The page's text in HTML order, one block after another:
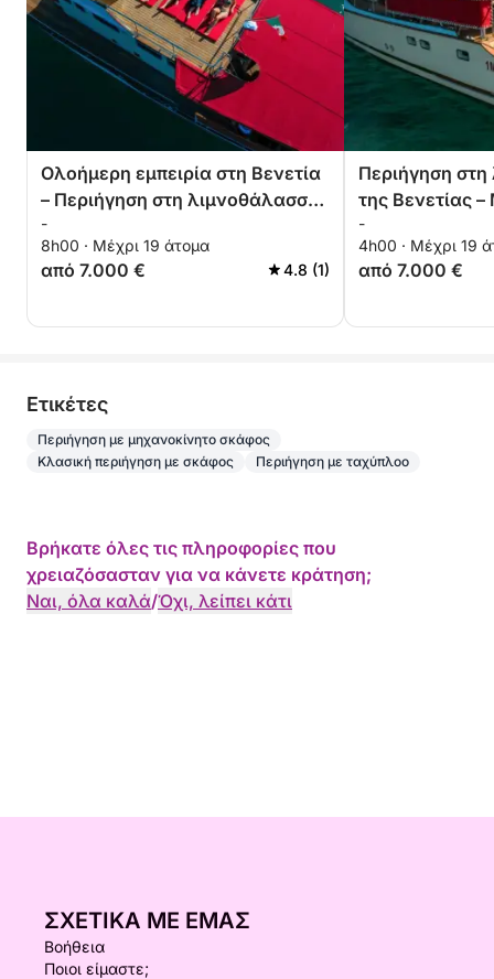
Ολοήμερη εμπειρία στη Βενετία
– Περιήγηση στη λιμνοθάλασσα
και τα νησιά
-
8h00 · Μέχρι 19 άτομα
από 7.000 € 4.8 (1)
Περιήγηση
της Βενετίας
Torcello
-
4h00 · Μέχρι 19
από 7.000 €
Eτικέτες
Περιήγηση με μηχανοκίνητο σκάφος
Κλασική περιήγηση με σκάφος
Περιήγηση με ταχύπλοο
Βρήκατε όλες τις πληροφορίες που
χρειαζόσασταν για να κάνετε κράτηση;
Ναι, όλα καλά/Όχι, λείπει κάτι
ΣΧΕΤΙΚΆ ΜΕ ΕΜΆΣ
Βοήθεια
Ποιοι είμαστε;